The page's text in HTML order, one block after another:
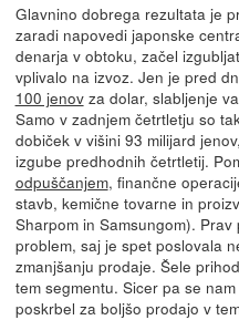
Glavnino dobrega rezultata je
zaradi napovedi japonske
denarja v obtoku, začel
vplivalo na izvoz. Jen je pred
100 jenovza dolar, slabljenje
Samo v zadnjem četrtletju so
dobiček v višini 93 milijard
izgube predhodnih četrtletij.
odpuščanjem, finančne
stavb, kemične tovarne in
Sharpom in Samsungom).
problem, saj je spet poslovala
zmanjšanju prodaje. Šele
tem segmentu. Sicer pa se
poskrbel za boljšo prodajo v